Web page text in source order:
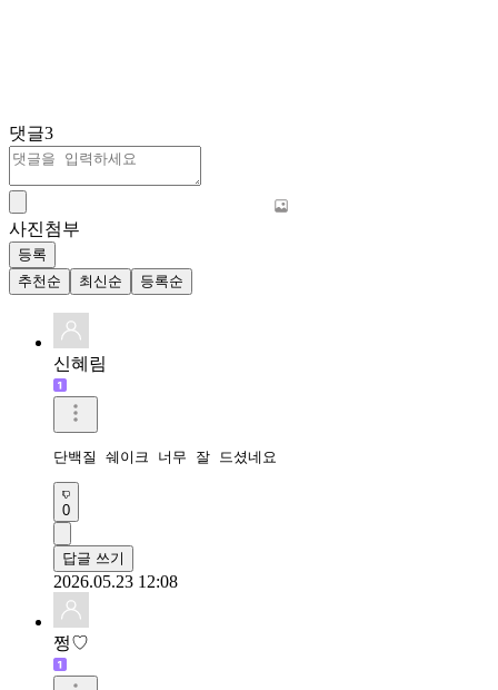
댓글3
사진첨부
등록
추천순
최신순 등록순
신혜림
단백질 쉐이크 너무 잘 드셨네요
0
답글 쓰기
2026.05.23 12:08
쩡♡